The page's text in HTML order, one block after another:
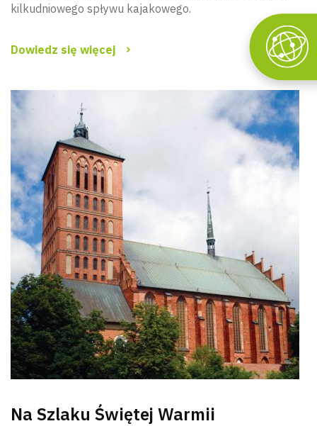
kilkudniowego spływu kajakowego.
Dowiedz się więcej
Na Szlaku Świętej Warmii